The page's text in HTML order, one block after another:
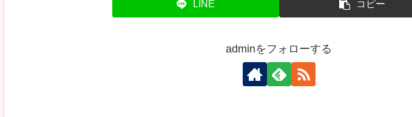
LINE コピー
adminをフォローする